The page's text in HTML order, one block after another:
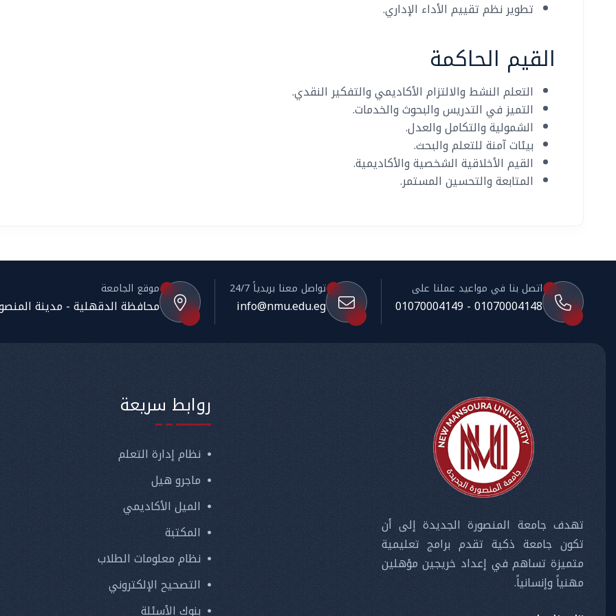
تطوير نظم تقييم الأداء الإداري.
القيم الحاكمة
التعلم النشط والالتزام الأكاديمي والتفكير النقدي.
التميز في التدريس والبحوث والخدمات.
الشمولية والتكامل والعدل.
بيئات آمنة للتعلم والبحث.
القيم الأخلاقية الشخصية والأكاديمية.
المتابعة والتحسين المستمر.
اتصل بنا في مواعيد عملنا على
01070004148 - 01070004149
تواصل معنا بريدياً 24/7
info@nmu.edu.eg
موقع الجامعة
محافظة الدقهلية - مدينة
تهدف جامعة المنصورة الجديدة إلى أن
تكون جامعة ذكية تقدم برامج تعليمية
متميزة تساهم في إعداد خريجين مؤهلين
مهنياً وإنسانياً.
روابط سريعة
نظام إدارة التعلم
ماجرو هيل
الميل الأكاديمي
المكتبة
نظام معلومات الطلاب
التصحيح الإلكتروني
بنوك الأسئلة